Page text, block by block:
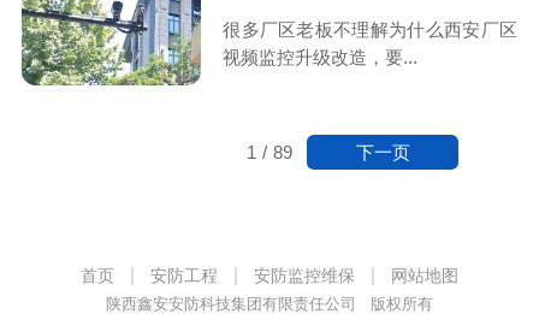
很多厂区老板不理解为什么西安厂区
视频监控升级改造，要...
1 / 89 下一页
首页 安防工程 安防监控维保 网站地图
陕西鑫安安防科技集团有限责任公司 版权所有